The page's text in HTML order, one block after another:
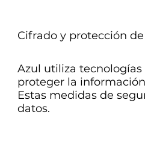
Cifrado y protección
Azul utiliza tecnologías
proteger la
Estas medidas de
datos.